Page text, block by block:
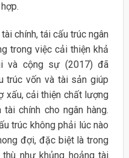
chính, tái cấu trúc ngân
trong việc cải thiện khả
và cộng sự (2017) đã
trúc vốn và tài sản giúp
xấu, cải thiện chất lượng
chính cho ngân hàng.
trúc không phải lúc nào
đợi, đặc biệt là trong
như khủng hoảng tài